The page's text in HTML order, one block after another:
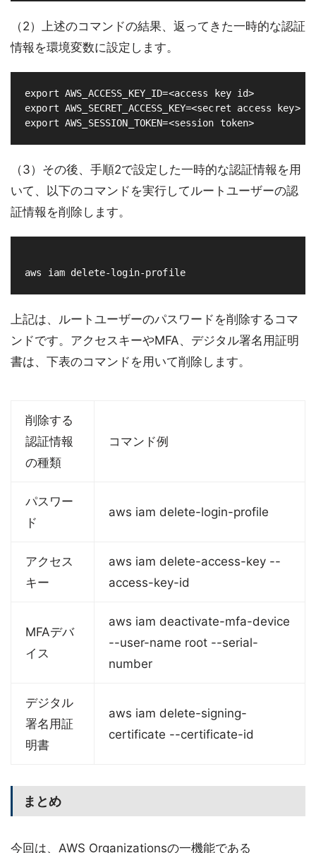
（2）上述のコマンドの結果、返ってきた一時的な認証
情報を環境変数に設定します。
export AWS_ACCESS_KEY_ID=<access key id>
export AWS_SECRET_ACCESS_KEY=
<secret access key>
export AWS_SESSION_TOKEN=
（3）その後、手順2で設定した一時的な認証情報を用
いて、以下のコマンドを実行してルートユーザーの認
証情報を削除します。
aws iam delete-login-profile
上記は、ルートユーザーのパスワードを削除するコマ
ンドです。アクセスキーやMFA、デジタル署名用証明
書は、下表のコマンドを用いて削除します。
削除する
認証情報
の種類
コマンド例
パスワー
ド
aws iam delete-login-profile
アクセス
キー
aws iam delete-access-key --
access-key-id
MFAデバ
イス
aws iam deactivate-mfa-device
--user-name root --serial-
number
デジタル
署名用証
明書
aws iam delete-signing-
certificate --certificate-id
まとめ
今回は、AWS Organizationsの一機能である